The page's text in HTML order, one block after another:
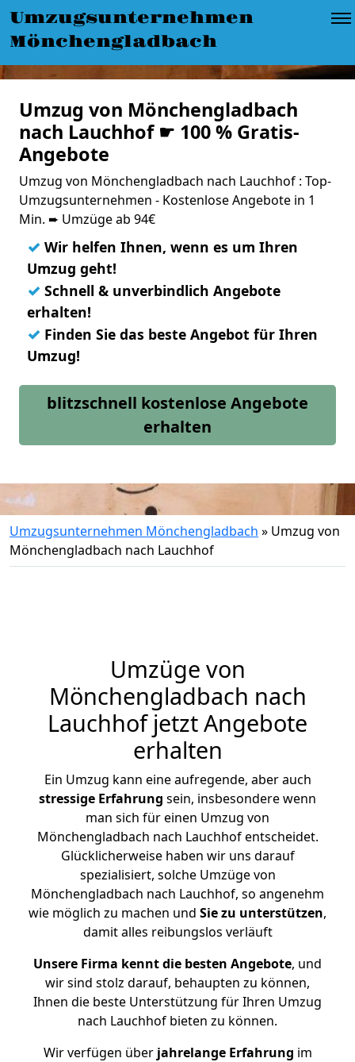
Umzugsunternehmen
Mönchengladbach
Umzug von Mönchengladbach
nach Lauchhof ☛ 100 % Gratis-
Angebote
Umzug von Mönchengladbach nach Lauchhof : Top-
Umzugsunternehmen - Kostenlose Angebote in 1
Min. ➨ Umzüge ab 94€
✓ Wir helfen Ihnen, wenn es um Ihren
Umzug geht!
✓ Schnell & unverbindlich Angebote
erhalten!
✓ Finden Sie das beste Angebot für Ihren
Umzug!
blitzschnell kostenlose Angebote
erhalten
Umzugsunternehmen Mönchengladbach » Umzug von
Mönchengladbach nach Lauchhof
Umzüge von
Mönchengladbach nach
Lauchhof jetzt Angebote
erhalten
Ein Umzug kann eine aufregende, aber auch
stressige Erfahrung sein, insbesondere wenn
man sich für einen Umzug von
Mönchengladbach nach Lauchhof entscheidet.
Glücklicherweise haben wir uns darauf
spezialisiert, solche Umzüge von
Mönchengladbach nach Lauchhof, so angenehm
wie möglich zu machen und Sie zu unterstützen,
damit alles reibungslos verläuft
Unsere Firma kennt die besten Angebote, und
wir sind stolz darauf, behaupten zu können,
Ihnen die beste Unterstützung für Ihren Umzug
nach Lauchhof bieten zu können.
Wir verfügen überjahrelange Erfahrung im